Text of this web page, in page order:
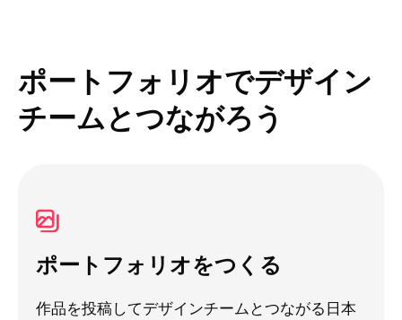
ポートフォリオでデザイン
チームとつながろう
ポートフォリオをつくる
作品を投稿してデザインチームとつながる日本